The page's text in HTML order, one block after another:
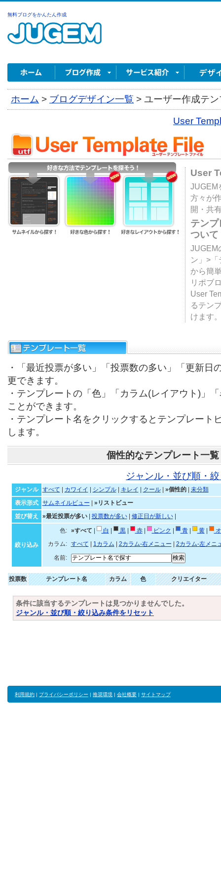
無料ブログをかんたん作成
ホーム > ブログデザイン一覧 > ユーザー作成テ
User
User
JUGEM
方々が
開・共
テン
ついて
JUGEM
ン」>
から簡
リポブ
User
るテン
けます
・「最近投票が多い」「投票数の多い」「更新日
更できます。
・テンプレートの「色」「カラム(レイアウト)」
ことができます。
・テンプレート名をクリックするとテンプレート
します。
個性的なテンプレート一覧
ジャンル・並び順・
ジャンル すべて カワイイ シンプル| キレイ クール| »個性的| 未分類
表示形式
サムネイルビュー
»リストビュー
並び替え
»最近投票が多い| 投票数が多い| 修正日が新しい|
絞り込み
色: »すべて 白 黒| 赤| ピンク 青| 黄|
カラム:
すべて 1カラム 2カラム-右メニュー
2カラム-左メニ
名前:
投票数 テンプレート名 カラム 色 クリエイター
条件に該当するテンプレートは見つかりませんでした。
ジャンル・並び順・絞り込み条件をリセット
利用規約 | プライバシーポリシー | 推奨環境 | 会社概要 | サイトマップ